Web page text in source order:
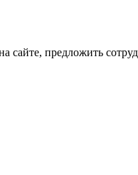
сайте, предложить